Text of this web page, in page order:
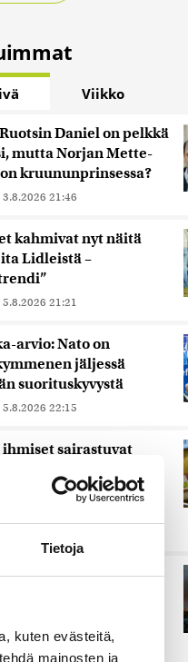
Tietoja
kuten evästeitä,
mainosten ja
Viikko
Daniel on pelkkä
mutta Norjan Mette-
kruununprinsessa?
3.8.2026 21:46
kahmivat nyt näitä
Lidleistä –
5.8.2026 21:21
arvio: Nato on
jäljessä
suorituskyvystä
5.8.2026 22:15
ihmiset sairastuvat
sanoo
mukaan yhtään
ihmistä
5.8.2026 9:21